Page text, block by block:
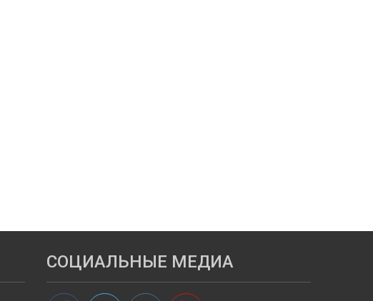
СОЦИАЛЬНЫЕ МЕДИА